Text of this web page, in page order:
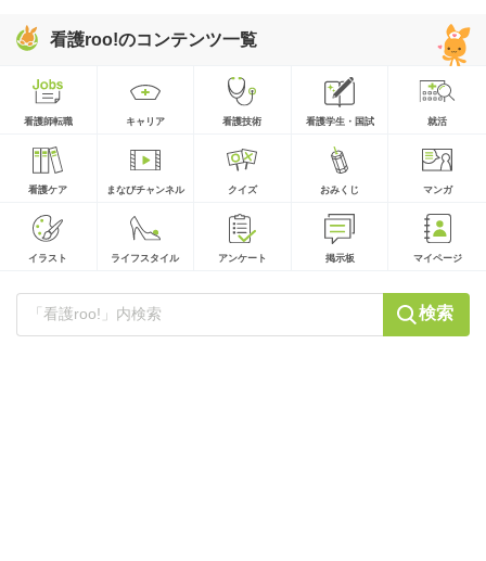
看護roo!のコンテンツ一覧
看護師転職 キャリア 看護技術 看護学生・国試 就活
看護ケア まなびチャンネル クイズ おみくじ マンガ
イラスト ライフスタイル アンケート 掲示板 マイページ
検索